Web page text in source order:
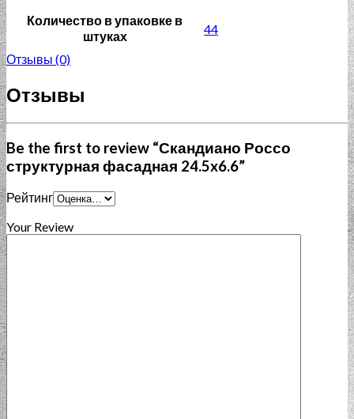
Количество в упаковке в
штуках
44
Отзывы (0)
Отзывы
Be the first to review “Скандиано Россо
структурная фасадная 24.5x6.6”
Рейтинг
Your Review